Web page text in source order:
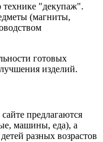
"декупаж".
(магниты,
готовых
изделий.
предлагаются
машины, еда), а
разных возрастов